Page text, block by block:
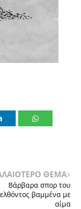
ΘΕΜΑ
Βάρβαρα σπορ του
βαμμένα με
αίμα